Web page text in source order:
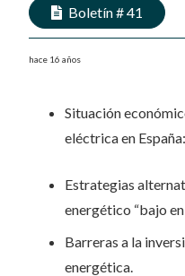
Boletín #41
hace 16 años
Situación
eléctrica en
Estrategias
energético “bajo
Barreras a la
energética.